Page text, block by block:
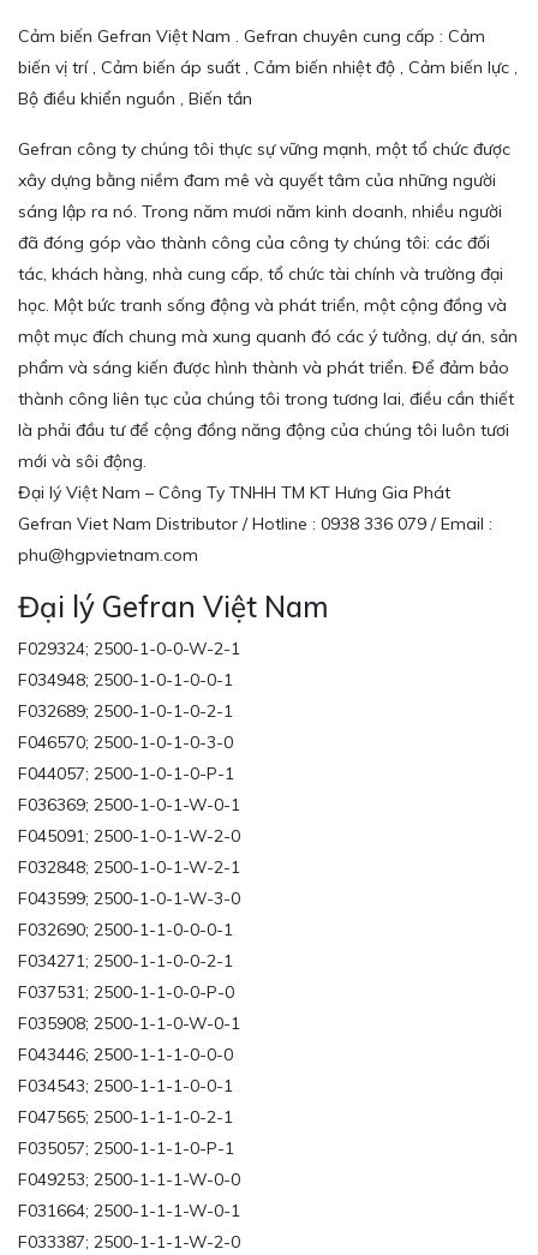
Cảm biến Gefran Việt Nam . Gefran chuyên cung cấp : Cảm
biến vị trí , Cảm biến áp suất , Cảm biến nhiệt độ , Cảm biến lực ,
Bộ điều khiển nguồn , Biến tần
Gefran công ty chúng tôi thực sự vững mạnh, một tổ chức được
xây dựng bằng niềm đam mê và quyết tâm của những người
sáng lập ra nó. Trong năm mươi năm kinh doanh, nhiều người
đã đóng góp vào thành công của công ty chúng tôi: các đối
tác, khách hàng, nhà cung cấp, tổ chức tài chính và trường đại
học. Một bức tranh sống động và phát triển, một cộng đồng và
một mục đích chung mà xung quanh đó các ý tưởng, dự án, sản
phẩm và sáng kiến được hình thành và phát triển. Để đảm bảo
thành công liên tục của chúng tôi trong tương lai, điều cần thiết
là phải đầu tư để cộng đồng năng động của chúng tôi luôn tươi
mới và sôi động.
Đại lý Việt Nam – Công Ty TNHH TM KT Hưng Gia Phát
Gefran Viet Nam Distributor / Hotline : 0938 336 079 / Email :
phu@hgpvietnam.com
Đại lý Gefran Việt Nam
F029324; 2500-1-0-0-W-2-1
F034948; 2500-1-0-1-0-0-1
F032689; 2500-1-0-1-0-2-1
F046570; 2500-1-0-1-0-3-0
F044057; 2500-1-0-1-0-P-1
F036369; 2500-1-0-1-W-0-1
F045091; 2500-1-0-1-W-2-0
F032848; 2500-1-0-1-W-2-1
F043599; 2500-1-0-1-W-3-0
F032690; 2500-1-1-0-0-0-1
F034271; 2500-1-1-0-0-2-1
F037531; 2500-1-1-0-0-P-0
F035908; 2500-1-1-0-W-0-1
F043446; 2500-1-1-1-0-0-0
F034543; 2500-1-1-1-0-0-1
F047565; 2500-1-1-1-0-2-1
F035057; 2500-1-1-1-0-P-1
F049253; 2500-1-1-1-W-0-0
F031664; 2500-1-1-1-W-0-1
F033387; 2500-1-1-1-W-2-0